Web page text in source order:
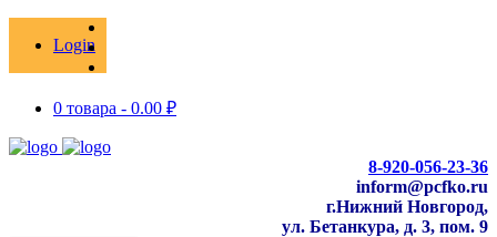
Login
0 товара - 0.00 ₽
8-920-056-23-36
inform@pcfko.ru
г.Нижний Новгород,
ул. Бетанкура, д. 3, пом. 9